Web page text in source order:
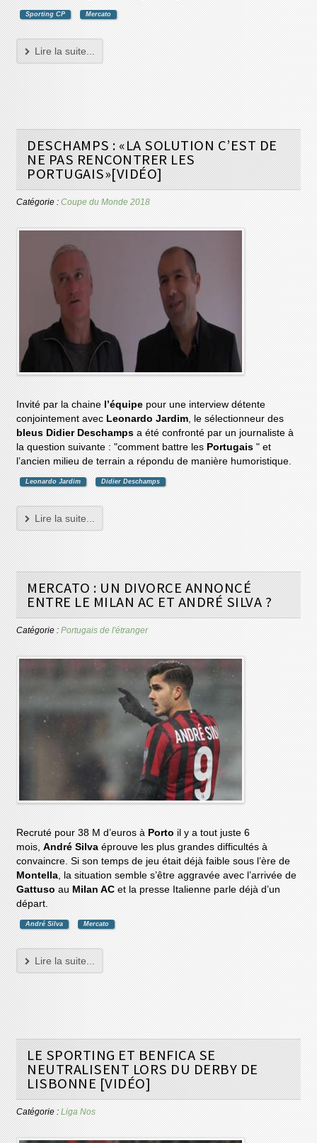
Sporting CP Mercato
Lire la suite...
DESCHAMPS : «LA SOLUTION C’EST DE
NE PAS RENCONTRER LES
PORTUGAIS»[VIDÉO]
Catégorie :Coupe du Monde 2018
Invité par la chaine l’équipe pour une interview détente
conjointement avec Leonardo Jardim, le sélectionneur des
bleus Didier Deschamps a été confronté par un journaliste à
la question suivante : "comment battre les Portugais" et
l’ancien milieu de terrain a répondu de manière humoristique.
Leonardo Jardim Didier Deschamps
Lire la suite...
MERCATO : UN DIVORCE ANNONCÉ
ENTRE LE MILAN AC ET ANDRÉ SILVA ?
Catégorie :Portugais de l'étranger
Recruté pour 38 M d’euros à Portoil y a tout juste 6
mois,André Silva éprouve les plus grandes difficultés à
convaincre. Si son temps de jeu était déjà faible sous l’ère de
Montella, la situation semble s’être aggravée avec l’arrivée de
Gattusoau Milan ACet la presse Italienne parle déjà d’un
départ.
André Silva Mercato
Lire la suite...
LE SPORTING ET BENFICA SE
NEUTRALISENT LORS DU DERBY DE
LISBONNE [VIDÉO]
Catégorie :Liga Nos